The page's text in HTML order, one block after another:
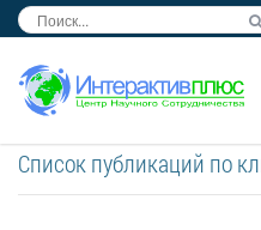
Список публикаций по